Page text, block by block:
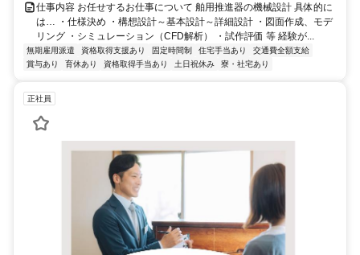
仕事内容 お任せするお仕事について 舶用推進器の機械設計 具体的に
は… ・仕様決め ・構想設計～基本設計～詳細設計 ・図面作成、モデ
リング ・シミュレーション（CFD解析） ・試作評価 等 経験が...
無期雇用派遣 資格取得支援あり 固定時間制 住宅手当あり
交通費全額支給
賞与あり
育休あり 資格取得手当あり 土日祝休み 寮・社宅あり
正社員